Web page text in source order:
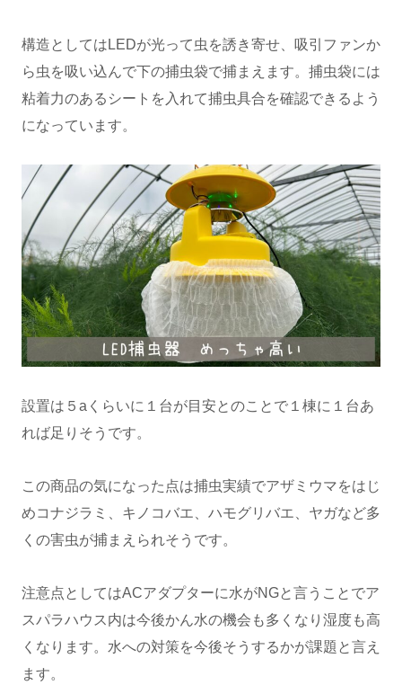
構造としてはLEDが光って虫を誘き寄せ、吸引ファンか
ら虫を吸い込んで下の捕虫袋で捕まえます。捕虫袋には
粘着力のあるシートを入れて捕虫具合を確認できるよう
になっています。
設置は５aくらいに１台が目安とのことで１棟に１台あ
れば足りそうです。
この商品の気になった点は捕虫実績でアザミウマをはじ
めコナジラミ、キノコバエ、ハモグリバエ、ヤガなど多
くの害虫が捕まえられそうです。
注意点としてはACアダプターに水がNGと言うことでア
スパラハウス内は今後かん水の機会も多くなり湿度も高
くなります。水への対策を今後そうするかが課題と言え
ます。